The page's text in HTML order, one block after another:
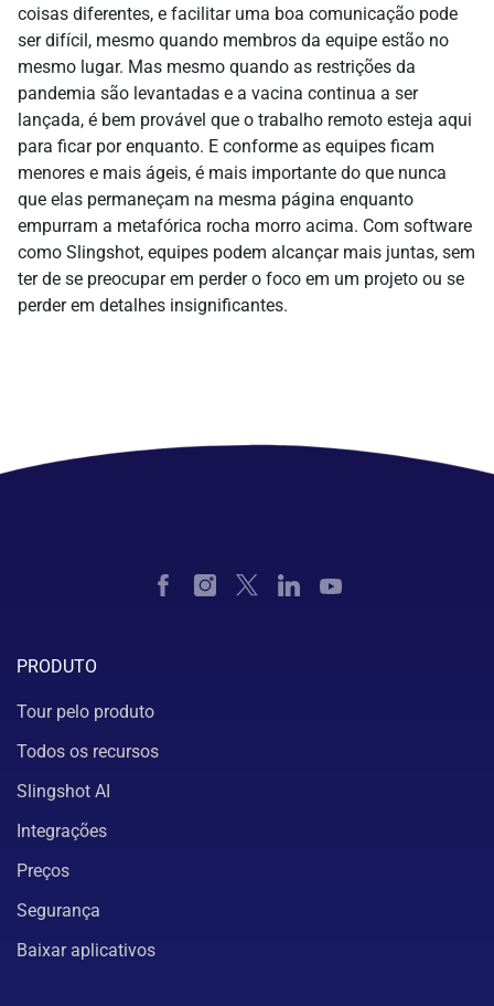
coisas diferentes, e facilitar uma boa comunicação pode
ser difícil, mesmo quando membros da equipe estão no
mesmo lugar. Mas mesmo quando as restrições da
pandemia são levantadas e a vacina continua a ser
lançada, é bem provável que o trabalho remoto esteja aqui
para ficar por enquanto. E conforme as equipes ficam
menores e mais ágeis, é mais importante do que nunca
que elas permaneçam na mesma página enquanto
empurram a metafórica rocha morro acima. Com software
como Slingshot, equipes podem alcançar mais juntas, sem
ter de se preocupar em perder o foco em um projeto ou se
perder em detalhes insignificantes.
PRODUTO
Tour pelo produto
Todos os recursos
Slingshot AI
Integrações
Preços
Segurança
Baixar aplicativos